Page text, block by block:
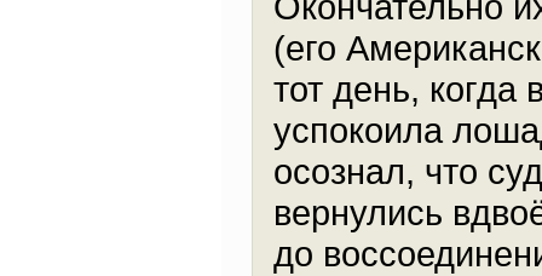
(его
тот день,
успокоила
осознал, что
вернулись
до